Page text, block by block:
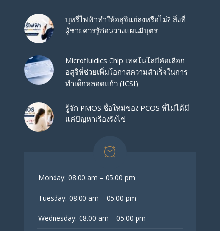
บุหรี่ไฟฟ้าทำให้อสุจิแย่ลงหรือไม่? สิ่งที่
ผู้ชายควรรู้ก่อนวางแผนมีบุตร
Microfluidics Chip เทคโนโลยีคัดเลือก
อสุจิที่ช่วยเพิ่มโอกาสความสำเร็จในการ
ทำเด็กหลอดแก้ว (ICSI)
รู้จัก PMOS ชื่อใหม่ของ PCOS ที่ไม่ได้มี
แค่ปัญหาเรื่องรังไข่
Monday: 08.00 am – 05.00 pm
Tuesday: 08.00 am – 05.00 pm
Wednesday: 08.00 am – 05.00 pm